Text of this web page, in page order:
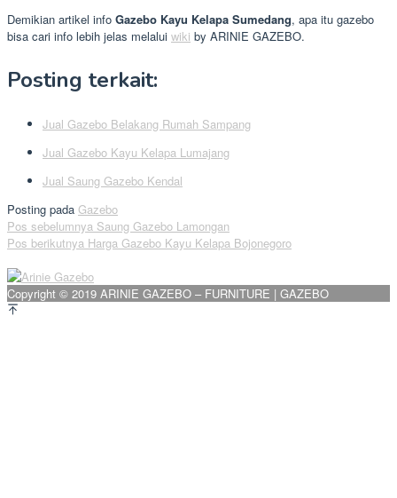
Demikian artikel info Gazebo Kayu Kelapa Sumedang, apa itu gazebo
bisa cari info lebih jelas melalui wiki by ARINIE GAZEBO.
Posting terkait:
Jual Gazebo Belakang Rumah Sampang
Jual Gazebo Kayu Kelapa Lumajang
Jual Saung Gazebo Kendal
Posting pada Gazebo
Navigasi
pos
Pos sebelumnya Saung Gazebo Lamongan
Pos berikutnya Harga Gazebo Kayu Kelapa Bojonegoro
Copyright © 2019 ARINIE GAZEBO – FURNITURE | GAZEBO